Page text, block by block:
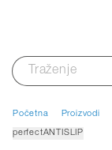
Početna Proizvodi
perfectANTISLIP